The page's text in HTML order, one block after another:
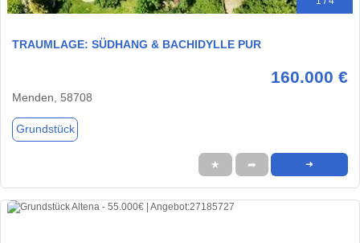
TRAUMLAGE: SÜDHANG & BACHIDYLLE PUR
160.000 €
Menden, 58708
Grundstück
★ ➦ ➜